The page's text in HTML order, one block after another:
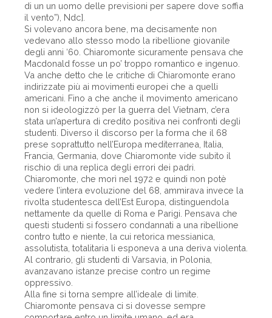
di un un uomo delle previsioni per sapere dove soffia
il vento”), Ndc].
Si volevano ancora bene, ma decisamente non
vedevano allo stesso modo la ribellione giovanile
degli anni ‘60. Chiaromonte sicuramente pensava che
Macdonald fosse un po’ troppo romantico e ingenuo.
Va anche detto che le critiche di Chiaromonte erano
indirizzate più ai movimenti europei che a quelli
americani. Fino a che anche il movimento americano
non si ideologizzò per la guerra del Vietnam, c’era
stata un’apertura di credito positiva nei confronti degli
studenti. Diverso il discorso per la forma che il 68
prese soprattutto nell’Europa mediterranea, Italia,
Francia, Germania, dove Chiaromonte vide subito il
rischio di una replica degli errori dei padri.
Chiaromonte, che morì nel 1972 e quindi non potè
vedere l’intera evoluzione del 68, ammirava invece la
rivolta studentesca dell’Est Europa, distinguendola
nettamente da quelle di Roma e Parigi. Pensava che
questi studenti si fossero condannati a una ribellione
contro tutto e niente, la cui retorica messianica,
assolutista, totalitaria li esponeva a una deriva violenta.
Al contrario, gli studenti di Varsavia, in Polonia,
avanzavano istanze precise contro un regime
oppressivo.
Alla fine si torna sempre all’ideale di limite.
Chiaromonte pensava ci si dovesse sempre